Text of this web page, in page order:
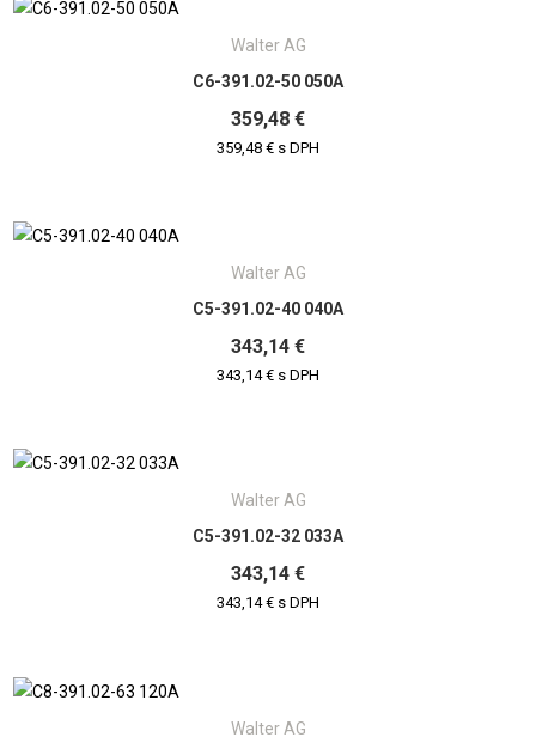
Walter AG
C6-391.02-50 050A
359,48 €
359,48 € s DPH
Walter AG
C5-391.02-40 040A
343,14 €
343,14 € s DPH
Walter AG
C5-391.02-32 033A
343,14 €
343,14 € s DPH
Walter AG